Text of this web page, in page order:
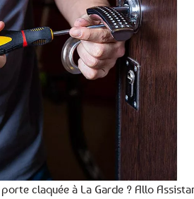
claquée à La Garde ? Allo